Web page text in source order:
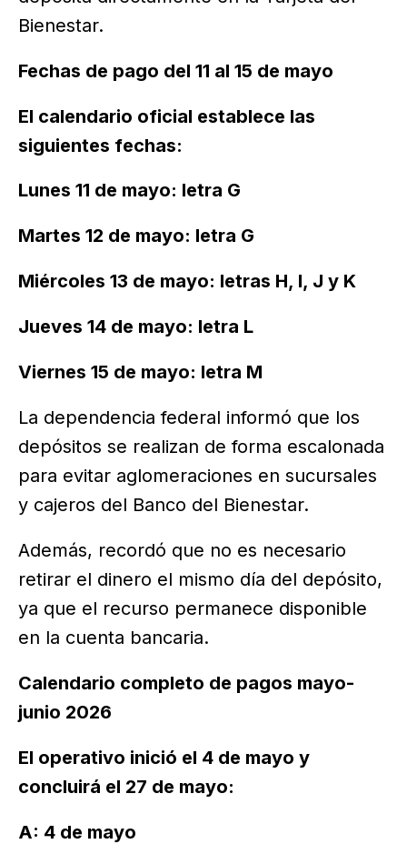
Bienestar.
Fechas de pago del 11 al 15 de mayo
El calendario oficial establece las
siguientes fechas:
Lunes 11 de mayo: letra G
Martes 12 de mayo: letra G
Miércoles 13 de mayo: letras H, I, J y K
Jueves 14 de mayo: letra L
Viernes 15 de mayo: letra M
La dependencia federal informó que los
depósitos se realizan de forma escalonada
para evitar aglomeraciones en sucursales
y cajeros del Banco del Bienestar.
Además, recordó que no es necesario
retirar el dinero el mismo día del depósito,
ya que el recurso permanece disponible
en la cuenta bancaria.
Calendario completo de pagos mayo-
junio 2026
El operativo inició el 4 de mayo y
concluirá el 27 de mayo:
A: 4 de mayo